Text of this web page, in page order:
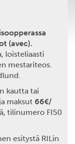
(avec).
loisteliaasti
mestariteos.
kautta tai
ja maksut 66€/
tilinumero FI50
esitystä RILin